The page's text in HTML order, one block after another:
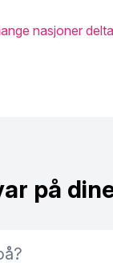
nasjoner
på